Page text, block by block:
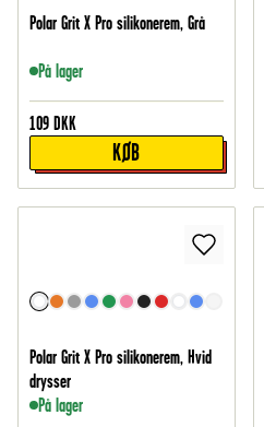
Polar Grit X Pro silikonerem, Grå
På lager
109 DKK
KØB
Polar Grit X Pro silikonerem, Hvid
drysser
På lager